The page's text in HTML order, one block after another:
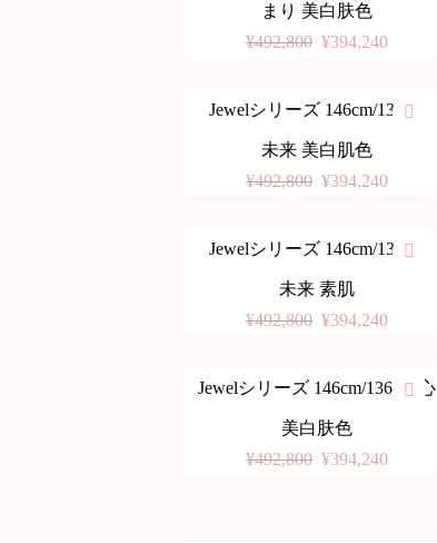
まり 美白肤色
¥492,800 ¥394,240
-20%
Jewelシリーズ 146cm/136cm
未来 美白肌色
¥492,800 ¥394,240
-20%
Jewelシリーズ 146cm/136cm
未来 素肌
¥492,800 ¥394,240
-20%
Jewelシリーズ 146cm/136cm 心
美白肤色
¥492,800 ¥394,240